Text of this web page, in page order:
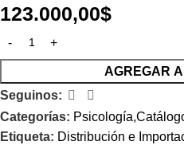
123.000,00$
AGREGAR
Seguinos:
Categorías:
Etiqueta: Distribución e